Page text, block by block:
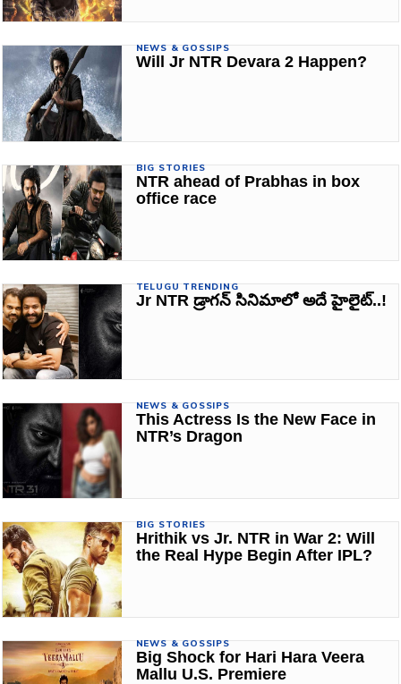
NEWS & GOSSIPS
Will Jr NTR Devara 2 Happen?
BIG STORIES
NTR ahead of Prabhas in box
office race
TELUGU TRENDING
Jr NTR డ్రాగన్ సినిమాలో అదే హైలైట్..!
NEWS & GOSSIPS
This Actress Is the New Face in
NTR’s Dragon
BIG STORIES
Hrithik vs Jr. NTR in War 2: Will
the Real Hype Begin After IPL?
NEWS & GOSSIPS
Big Shock for Hari Hara Veera
Mallu U.S. Premiere